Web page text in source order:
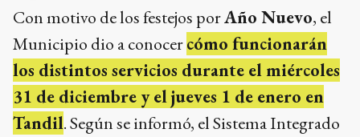
Con motivo de los festejos porAño Nuevo, el
Municipio dio a conocercómo funcionarán
los distintos servicios durante el miércoles
31 de diciembre y el jueves 1 de enero en
Tandil. Según se informó, el Sistema Integrado